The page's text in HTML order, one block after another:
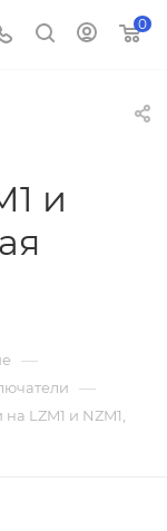
0
и
—
—
LZM1 и NZM1,